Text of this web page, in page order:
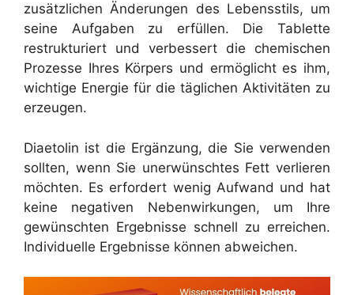
zusätzlichen Änderungen des Lebensstils, um
seine Aufgaben zu erfüllen. Die Tablette
restrukturiert und verbessert die chemischen
Prozesse Ihres Körpers und ermöglicht es ihm,
wichtige Energie für die täglichen Aktivitäten zu
erzeugen.
Diaetolin ist die Ergänzung, die Sie verwenden
sollten, wenn Sie unerwünschtes Fett verlieren
möchten. Es erfordert wenig Aufwand und hat
keine negativen Nebenwirkungen, um Ihre
gewünschten Ergebnisse schnell zu erreichen.
Individuelle Ergebnisse können abweichen.